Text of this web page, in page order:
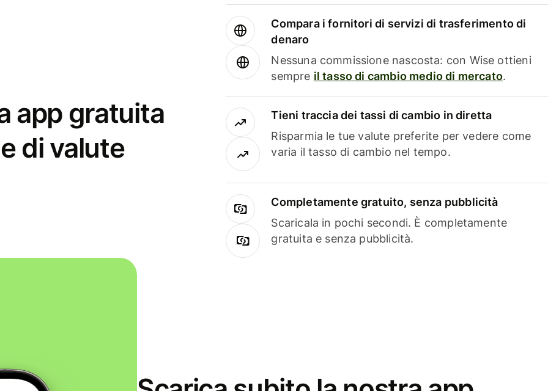
app gratuita
di valute
Compara i fornitori di servizi di trasferimento di
denaro
Nessuna commissione nascosta: con Wise ottieni
sempre il tasso di cambio medio di mercato.
Tieni traccia dei tassi di cambio in diretta
Risparmia le tue valute preferite per vedere come
varia il tasso di cambio nel tempo.
Completamente gratuito, senza pubblicità
Scaricala in pochi secondi. È completamente
gratuita e senza pubblicità.